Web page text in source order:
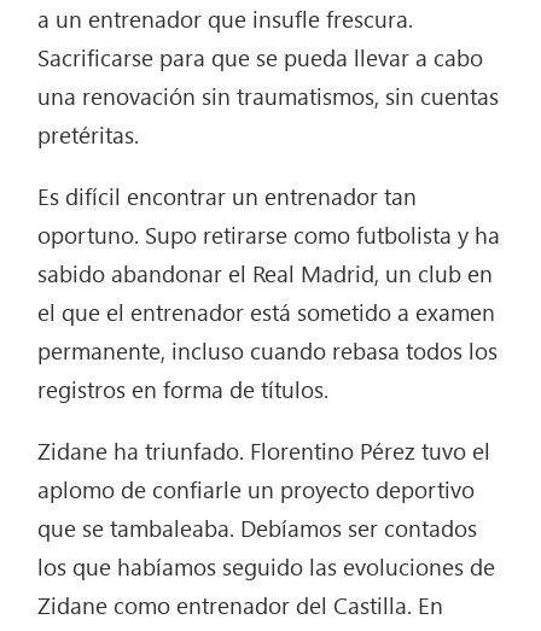
a un entrenador que insufle frescura.
Sacrificarse para que se pueda llevar a cabo
una renovación sin traumatismos, sin cuentas
pretéritas.
Es difícil encontrar un entrenador tan
oportuno. Supo retirarse como futbolista y ha
sabido abandonar el Real Madrid, un club en
el que el entrenador está sometido a examen
permanente, incluso cuando rebasa todos los
registros en forma de títulos.
Zidane ha triunfado. Florentino Pérez tuvo el
aplomo de confiarle un proyecto deportivo
que se tambaleaba. Debíamos ser contados
los que habíamos seguido las evoluciones de
Zidane como entrenador del Castilla. En